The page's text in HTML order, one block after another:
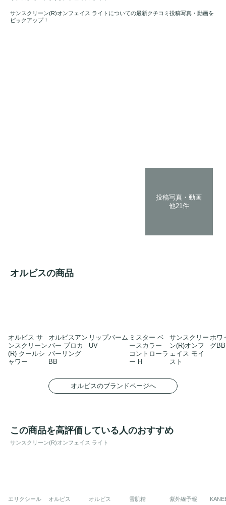
サンスクリーン(R)オンフェイス ライトについての最新クチコミ投稿写真・動画を
ピックアップ！
投稿写真・動画
他21件
オルビスの商品
オルビス サ
ンスクリーン
(R) クールシ
ャワー
オルビスアン
バー プロカ
バーリング
BB
リップバーム
UV
ミスター ベ
ースカラー
コントローラ
ー H
サンスクリー
ン(R)オンフ
ェイス モイ
スト
ホワ
グBB
オルビスのブランドページへ
この商品を高評価している人のおすすめ
サンスクリーン(R)オンフェイス ライト
エリクシール オルビス オルビス 雪肌精 紫外線予報